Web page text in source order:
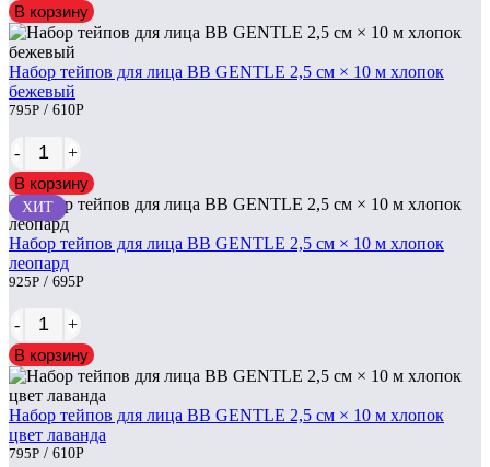
В корзину
Набор тейпов для лица BB GENTLE 2,5 см × 10 м хлопок
бежевый
795Р / 610Р
-
+
В корзину
ХИТ
Набор тейпов для лица BB GENTLE 2,5 см × 10 м хлопок
леопард
925Р / 695Р
-
+
В корзину
Набор тейпов для лица BB GENTLE 2,5 см × 10 м хлопок
цвет лаванда
795Р / 610Р